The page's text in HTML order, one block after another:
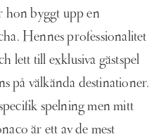
hon byggt upp en
Hennes professionalitet
lett till exklusiva gästspel
på välkända destinationer.
spelning men mitt
är ett av de mest